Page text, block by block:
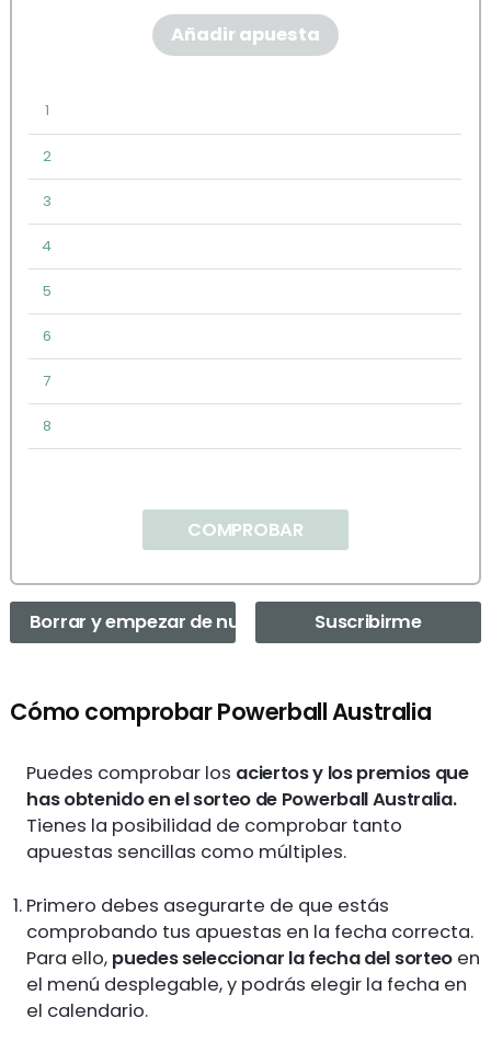
Añadir apuesta
1
2
3
4
5
6
7
8
COMPROBAR
Borrar y empezar de nuevo Suscribirme
Cómo comprobar Powerball Australia
Puedes comprobar los aciertos y los premios que
has obtenido en el sorteo de Powerball Australia.
Tienes la posibilidad de comprobar tanto
apuestas sencillas como múltiples.
Primero debes asegurarte de que estás
comprobando tus apuestas en la fecha correcta.
Para ello, puedes seleccionar la fecha del sorteoen
el menú desplegable, y podrás elegir la fecha en
el calendario.